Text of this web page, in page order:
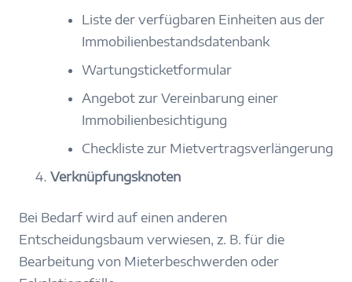
Liste der verfügbaren Einheiten aus der
Immobilienbestandsdatenbank
Wartungsticketformular
Angebot zur Vereinbarung einer
Immobilienbesichtigung
Checkliste zur Mietvertragsverlängerung
Verknüpfungsknoten
Bei Bedarf wird auf einen anderen
Entscheidungsbaum verwiesen, z. B. für die
Bearbeitung von Mieterbeschwerden oder